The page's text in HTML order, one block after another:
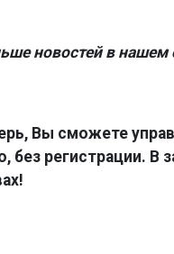
новостей в
Вы сможете
регистрации. В